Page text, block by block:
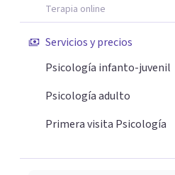
Terapia online
Servicios y precios
Psicología infanto-juvenil
Psicología adulto
Primera visita Psicología